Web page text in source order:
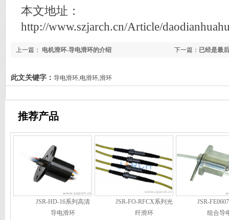
本文地址：
http://www.szjarch.cn/Article/
下一篇： 已经是最
上一篇： 电机滑环-导电滑环的介绍
此文关键字： 导电滑环,电滑环,滑环
推荐产品
JSR-HD-16系列高清
导电滑环
JSR-FO-RFCX系列光
纤滑环
JSR-
组合导